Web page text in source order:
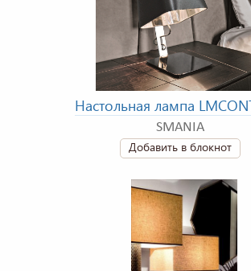
Настольная лампа
SMANIA
Добавить в блокнот